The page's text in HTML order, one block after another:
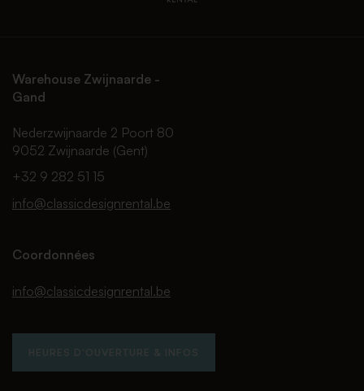
Warehouse Zwijnaarde -
Gand
Nederzwijnaarde 2 Poort 80
9052 Zwijnaarde (Gent)
+32 9 282 51 15
info@classicdesignrental.be
Coordonnées
info@classicdesignrental.be
HEURES D'OUVERTURE & INFOS